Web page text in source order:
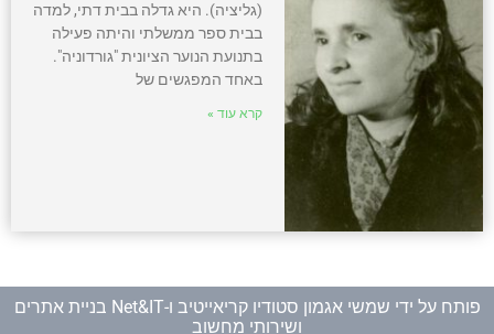
(גליציה). היא גדלה בבית דתי, למדה
בבית ספר ממשלתי והיתה פעילה
בתנועת הנוער הציונית "גורדוניה".
באחד המפגשים של
קרא עוד »
פותח על ידי שמשי אגמון סטודיו קריאייטיב ו-
Net&IT בניית אתרים
ושירותי מחשוב